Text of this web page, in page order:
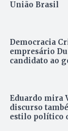
União Brasil
Democracia
empresário
candidato ao
Eduardo mira
discurso
estilo político